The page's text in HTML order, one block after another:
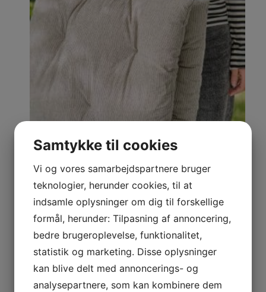
Madrashynde Lina natur m/sorte tynde striber
395,00 DKK
Samtykke til cookies
Vi og vores samarbejdspartnere bruger
teknologier, herunder cookies, til at
indsamle oplysninger om dig til forskellige
formål, herunder: Tilpasning af annoncering,
bedre brugeroplevelse, funktionalitet,
statistik og marketing. Disse oplysninger
kan blive delt med annoncerings- og
analysepartnere, som kan kombinere dem